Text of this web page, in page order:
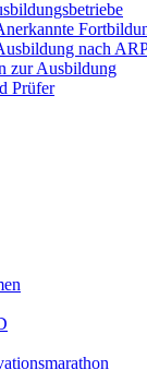
nach
zur Ausbildung
Prüfer